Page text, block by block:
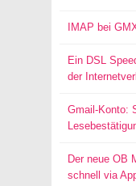
IMAP bei
Ein DSL
der
Gmail-Konto:
Der neue OB
schnell via